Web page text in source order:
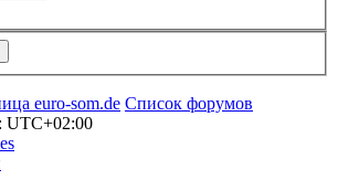
euro-som.de Список форумов
UTC+02:00